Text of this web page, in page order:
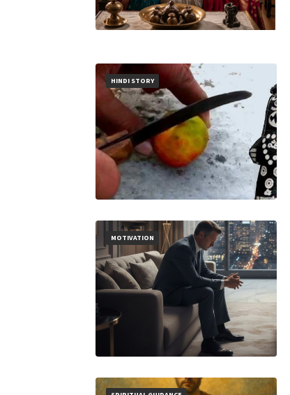
HINDI STORY
MOTIVATION